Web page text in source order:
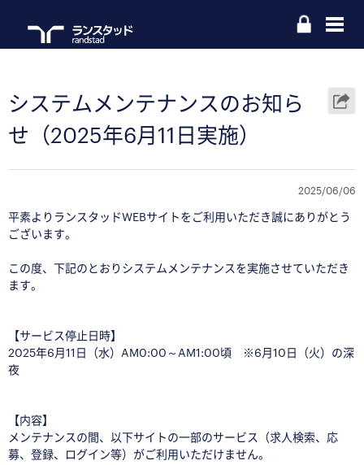
システムメンテナンスのお知ら
せ（2025年6月11日実施）
2025/06/06
平素よりランスタッドWEBサイトをご利用いただき誠にありがとう
ございます。
この度、下記のとおりシステムメンテナンスを実施させていただき
ます。
【サービス停止日時】
2025年6月11日（水）AM0:00～AM1:00頃 ※6月10日（火）の深
夜
【内容】
メンテナンスの間、以下サイトの一部のサービス（求人検索、応
募、登録、ログイン等）がご利用いただけません。